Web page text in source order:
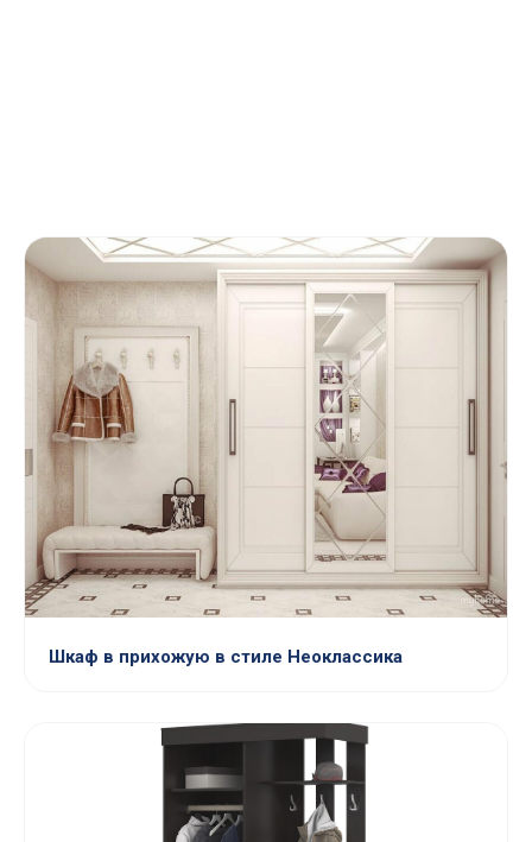
Шкаф в прихожую в стиле Неоклассика